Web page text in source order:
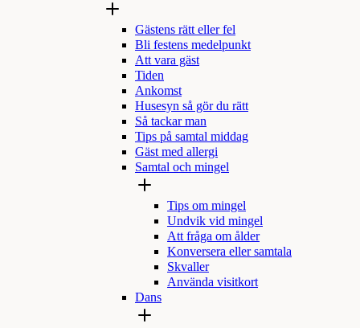
Gästens rätt eller fel
Bli festens medelpunkt
Att vara gäst
Tiden
Ankomst
Husesyn så gör du rätt
Så tackar man
Tips på samtal middag
Gäst med allergi
Samtal och mingel
Tips om mingel
Undvik vid mingel
Att fråga om ålder
Konversera eller samtala
Skvaller
Använda visitkort
Dans